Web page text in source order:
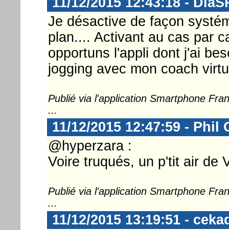
Je désactive de façon
plan.... Activant au cas par
opportuns l'appli dont j'ai
jogging avec mon coach
Publié via l'application Smartphone
...
11/12/2015 12:47:59 - Phil
@hyperzara :
Voire truqués, un p'tit air de
Publié via l'application Smartphone
...
11/12/2015 13:19:51 -